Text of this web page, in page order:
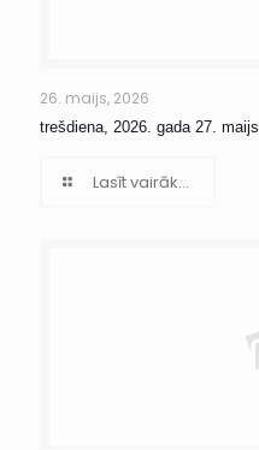
26. maijs, 2026
trešdiena, 2026. gada 27. maijs
Lasīt vairāk...